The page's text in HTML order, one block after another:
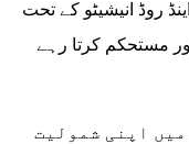
مستحکم کرتا رہے
حکومت بین الاقوامی صنعتی تعاون میں اپنی شمولیت